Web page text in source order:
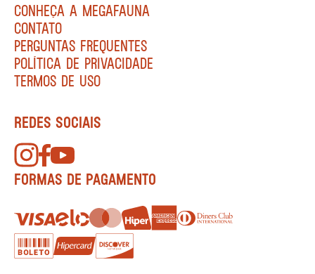
CONHEÇA A MEGAFAUNA
CONTATO
PERGUNTAS FREQUENTES
POLÍTICA DE PRIVACIDADE
TERMOS DE USO
REDES SOCIAIS
FORMAS DE PAGAMENTO